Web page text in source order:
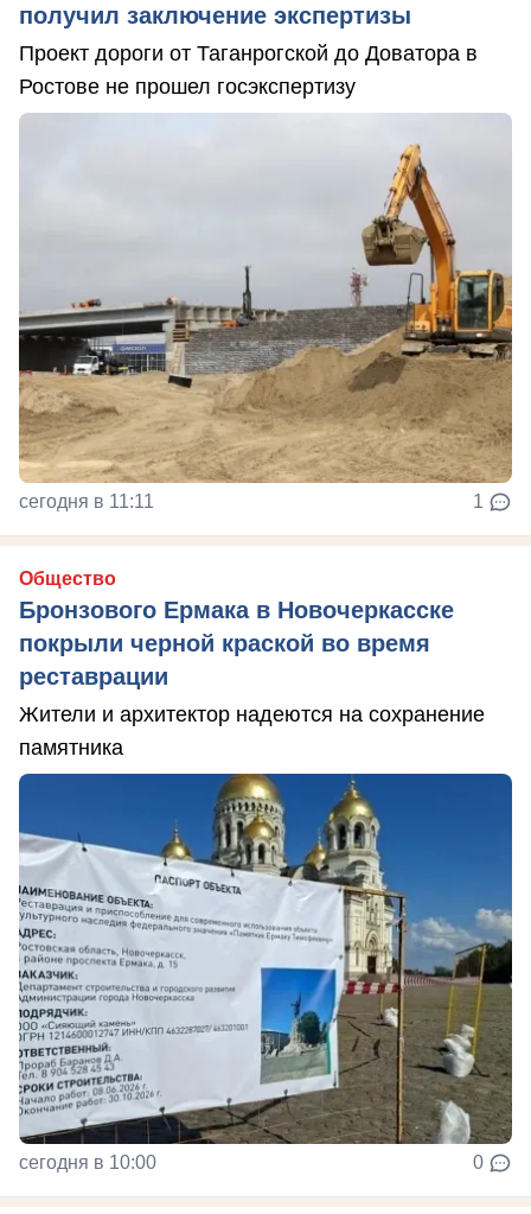
получил заключение экспертизы
Проект дороги от Таганрогской до Доватора в
Ростове не прошел госэкспертизу
сегодня в 11:11 1
Общество
Бронзового Ермака в Новочеркасске
покрыли черной краской во время
реставрации
Жители и архитектор надеются на сохранение
памятника
сегодня в 10:00 0